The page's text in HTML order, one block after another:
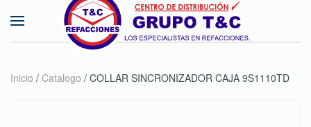
Skip to main content
Inicio / Catalogo / COLLAR SINCRONIZADOR CAJA 9S1110TD